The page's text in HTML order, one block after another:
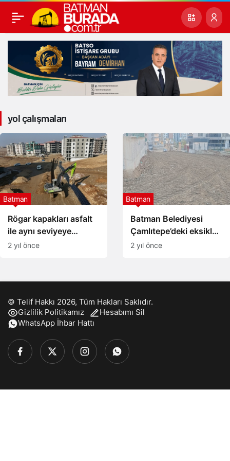
yol çalışmaları
Rögar kapakları asfalt
ile aynı seviyeye
çekiliyor
Batman
2 yıl önce
Batman Belediyesi
Çamlıtepe’deki eksikleri
tamamlıyor
Batman
2 yıl önce
© Telif Hakkı 2026, Tüm Hakları Saklıdır.
Gizlilik Politikamız
Hesabımı Sil
WhatsApp İhbar Hattı